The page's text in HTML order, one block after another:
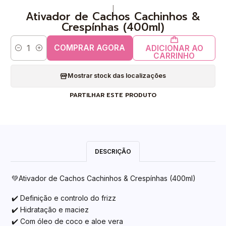
Ativador de Cachos Cachinhos &
Crespínhas (400ml)
Quantidade ADICIONAR AO
CARRINHO
COMPRAR AGORA
Mostrar stock das localizações
PARTILHAR ESTE PRODUTO
DESCRIÇÃO
💚Ativador de Cachos Cachinhos & Crespínhas (400ml)
✔️ Definição e controlo do frizz
✔️ Hidratação e maciez
✔️ Com óleo de coco e aloe vera